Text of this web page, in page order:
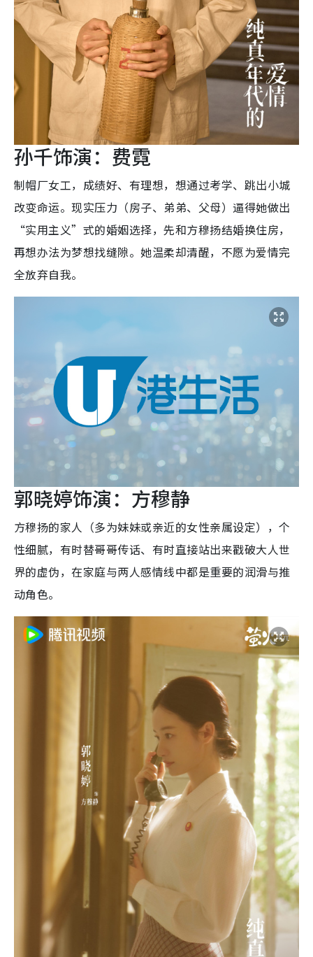
孙千饰演：费霓
制帽厂女工，成绩好、有理想，想通过考学、跳出小城
改变命运。现实压力（房子、弟弟、父母）逼得她做出
“实用主义”式的婚姻选择，先和方穆扬结婚换住房，
再想办法为梦想找缝隙。她温柔却清醒，不愿为爱情完
全放弃自我。
郭晓婷饰演：方穆静
方穆扬的家人（多为妹妹或亲近的女性亲属设定），个
性细腻，有时替哥哥传话、有时直接站出来戳破大人世
界的虚伪，在家庭与两人感情线中都是重要的润滑与推
动角色。